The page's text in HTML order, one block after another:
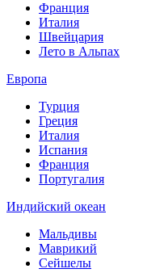
Франция
Италия
Швейцария
Лето в Альпах
Европа
Турция
Греция
Италия
Испания
Франция
Португалия
Индийский океан
Мальдивы
Маврикий
Сейшелы